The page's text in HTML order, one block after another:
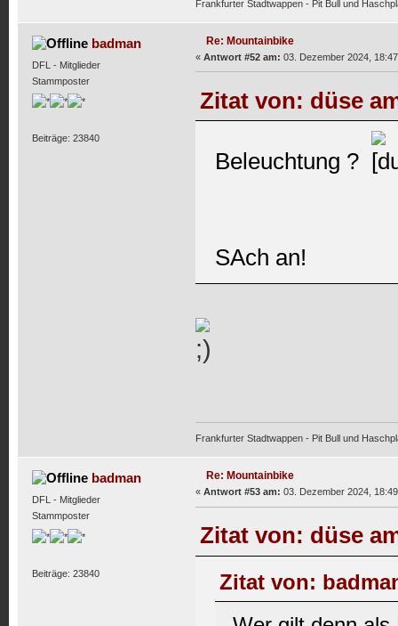
Frankfurter Stadtwappen - Pit Bull und
badman
DFL - Mitglieder
Stammposter
Beiträge: 23840
Re: Mountainbike
« Antwort #52 am: 03. Dezember 2024,
Zitat von: düse
Beleuchtung ?
SAch an!
Frankfurter Stadtwappen - Pit Bull und
badman
DFL - Mitglieder
Stammposter
Beiträge: 23840
Re: Mountainbike
« Antwort #53 am: 03. Dezember 2024,
Zitat von: düse
Zitat von: